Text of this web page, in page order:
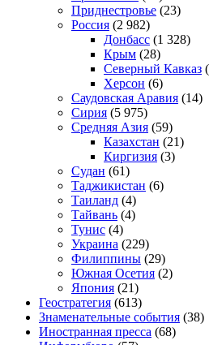
Приднестровье (23)
Россия (2 982)
Донбасс (1 328)
Крым (28)
Северный Кавказ
Херсон (6)
Саудовская Аравия (14)
Сирия (5 975)
Средняя Азия (59)
Казахстан (21)
Киргизия (3)
Судан (61)
Таджикистан (6)
Таиланд (4)
Тайвань (4)
Тунис (4)
Украина (229)
Филиппины (29)
Южная Осетия (2)
Япония (21)
Геостратегия (613)
Знаменательные события (38)
Иностранная пресса (68)